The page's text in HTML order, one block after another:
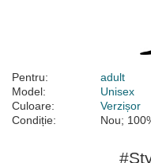
Pentru:
adult
Model:
Unisex
Culoare:
Verzișor
Condiție:
Nou;